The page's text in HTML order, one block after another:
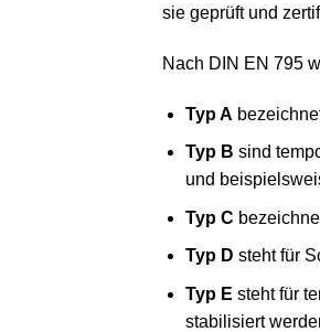
sie geprüft und
Nach DIN EN 795
Typ A
Typ B sind
und
Typ C
Typ D steht für
Typ E steht für
stabilisiert